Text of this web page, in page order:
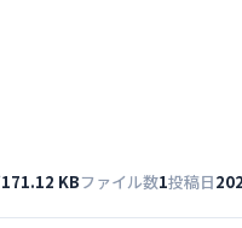
171.12 KBファイル数1投稿日